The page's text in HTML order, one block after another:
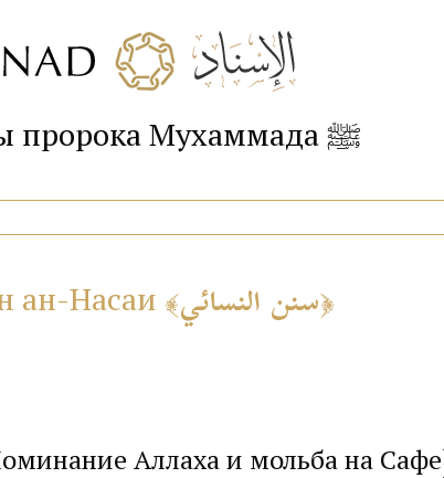
Хадисы пророка Мухаммада ﷺ
ан-Насаи سنن النسائي
Аллаха и мольба на Сафе